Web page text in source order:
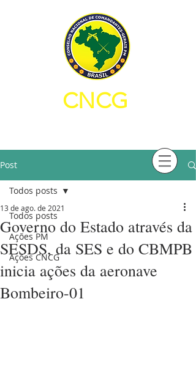
CNCG
Post
Todos posts
Ações PM
Ações CNCG
Todos posts
Governo do Estado através da
SESDS, da SES e do CBMPB
inicia ações da aeronave
Bombeiro-01
13 de ago. de 2021